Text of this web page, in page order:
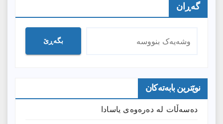
گەڕان
بگەڕێ
نوێترین بابەتەکان
دەسەڵات لە دەرەوەی یاسادا